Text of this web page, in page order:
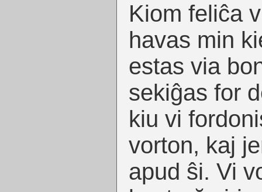
Kiom feliĉa
havas min
estas via
sekiĝas for
kiu vi
vorton, kaj
apud ŝi. Vi